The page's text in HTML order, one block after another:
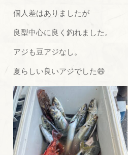
個人差はありましたが
良型中心に良く釣れました。
アジも豆アジなし。
夏らしい良いアジでした😄